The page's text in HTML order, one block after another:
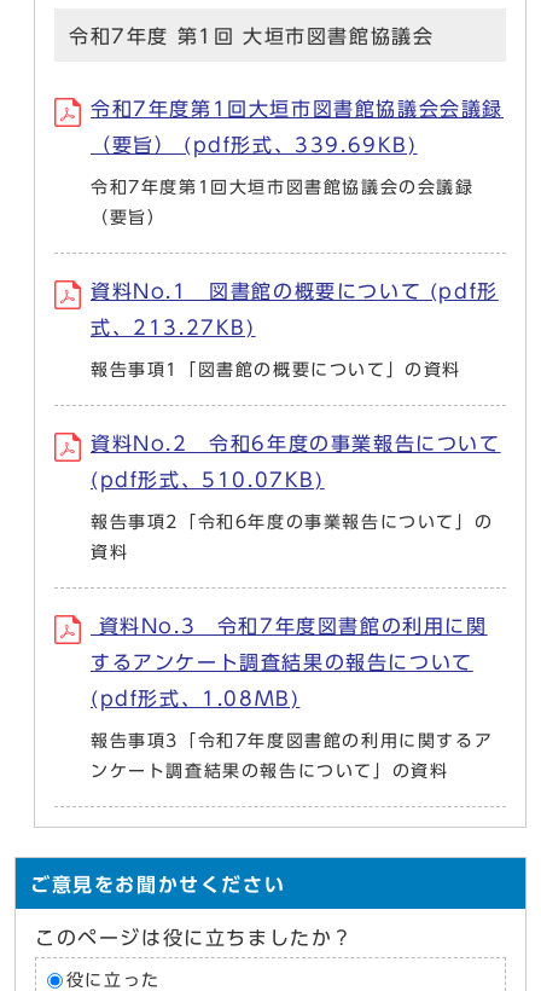
令和7年度 第1回 大垣市図書館協議会
令和7年度第1回大垣市図書館協議会会議録
（要旨） (pdf形式、339.69KB)
令和7年度第1回大垣市図書館協議会の会議録
（要旨）
資料No.1 図書館の概要について (pdf形
式、213.27KB)
報告事項1「図書館の概要について」の資料
資料No.2 令和6年度の事業報告について
(pdf形式、510.07KB)
報告事項2「令和6年度の事業報告について」の
資料
資料No.3 令和7年度図書館の利用に関
するアンケート調査結果の報告について
(pdf形式、1.08MB)
報告事項3「令和7年度図書館の利用に関するア
ンケート調査結果の報告について」の資料
ご意見をお聞かせください
このページは役に立ちましたか？
役に立った